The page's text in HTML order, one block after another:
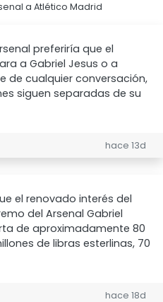
a Atlético Madrid
preferiría que el
a Gabriel Jesus o a
de cualquier conversación,
siguen separadas de su
hace 13d
el renovado interés del
del Arsenal Gabriel
de aproximadamente 80
de libras esterlinas, 70
hace 18d